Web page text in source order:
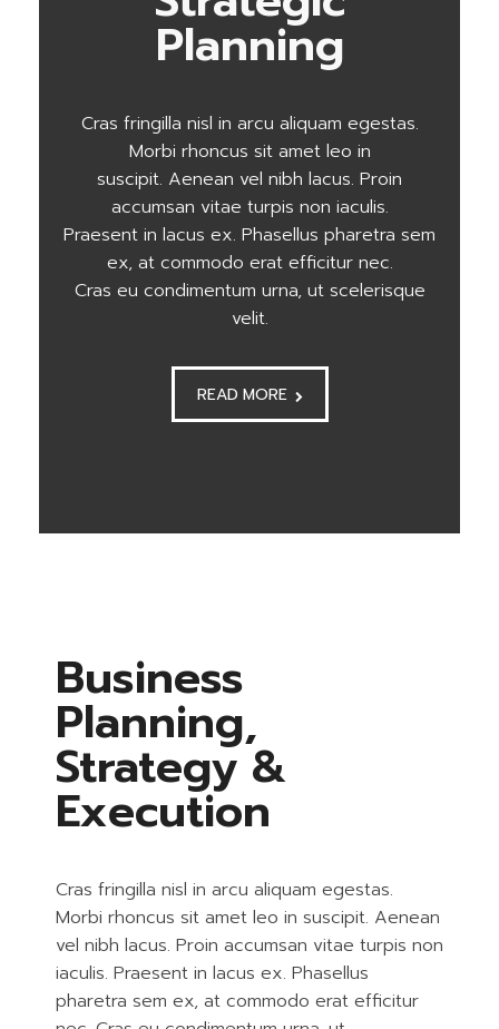
Planning
Cras fringilla nisl in arcu aliquam egestas.
Morbi rhoncus sit amet leo in
suscipit. Aenean vel nibh lacus. Proin
accumsan vitae turpis non iaculis.
Praesent in lacus ex. Phasellus pharetra sem
ex, at commodo erat efficitur nec.
Cras eu condimentum urna, ut scelerisque
velit.
READ MORE
Business
Planning,
Strategy &
Execution
Cras fringilla nisl in arcu aliquam egestas.
Morbi rhoncus sit amet leo in suscipit. Aenean
vel nibh lacus. Proin accumsan vitae turpis non
iaculis. Praesent in lacus ex. Phasellus
pharetra sem ex, at commodo erat efficitur